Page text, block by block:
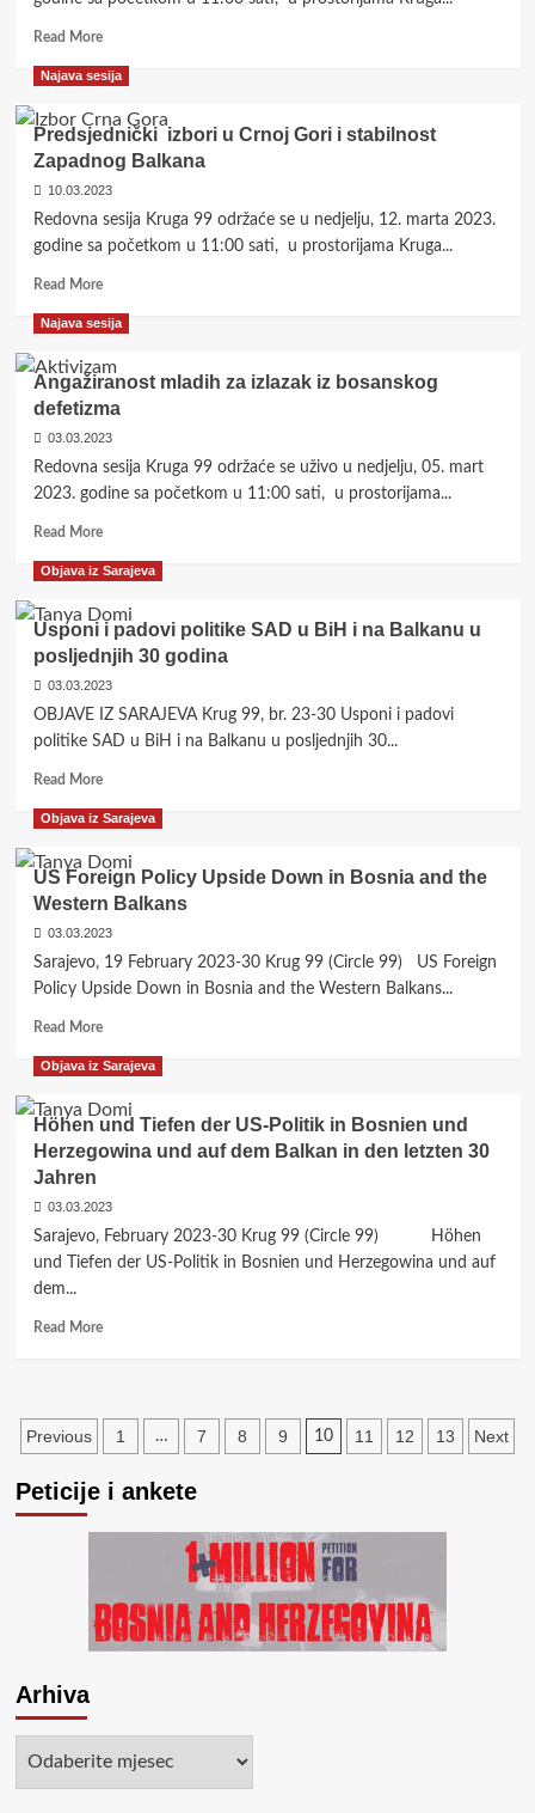
Read MoreRead
about
suočavanja
realpolitikom
entiteta
RS
u
i
relacijama</strong>
Najava sesija
Predsjednički izbori u Crnoj Gori i stabilnost
Zapadnog Balkana
10.03.2023
Redovna sesija Kruga 99 održaće se u nedjelju, 12. marta 2023.
godine sa početkom u 11:00 sati, u prostorijama Kruga...
Read MoreRead
about
izbori
Crnoj
Gori
i
stabilnost
Balkana</strong>
Najava sesija
Angažiranost mladih za izlazak iz bosanskog
defetizma
03.03.2023
Redovna sesija Kruga 99 održaće se uživo u nedjelju, 05. mart
2023. godine sa početkom u 11:00 sati, u prostorijama...
Read MoreRead
about
mladih
za
izlazak
iz
bosanskog
defetizma</strong>
Objava iz Sarajeva
Usponi i padovi politike SAD u BiH i na Balkanu u
posljednjih 30 godina
03.03.2023
OBJAVE IZ SARAJEVA Krug 99, br. 23-30 Usponi i padovi
politike SAD u BiH i na Balkanu u posljednjih 30...
Read MoreRead
about
i
padovi
politike
SAD
u
BiH
na
u
30
godina</strong>
Objava iz Sarajeva
US Foreign Policy Upside Down in Bosnia and the
Western Balkans
03.03.2023
Sarajevo, 19 February 2023-30 Krug 99 (Circle 99) US Foreign
Policy Upside Down in Bosnia and the Western Balkans...
Read MoreRead
about
Foreign
Upside
in
Bosnia
and
Objava iz Sarajeva
Höhen und Tiefen der US-Politik in Bosnien und
Herzegowina und auf dem Balkan in den letzten 30
Jahren
03.03.2023
Sarajevo, February 2023-30 Krug 99 (Circle 99) Höhen
und Tiefen der US-Politik in Bosnien und Herzegowina und auf
dem...
Read MoreRead
und
Tiefen
US-
in
und
auf
den
letzten
Posts
pagination
Previous 1 … 7 8 9 10 11 12 13 Next
Peticije i ankete
Arhiva